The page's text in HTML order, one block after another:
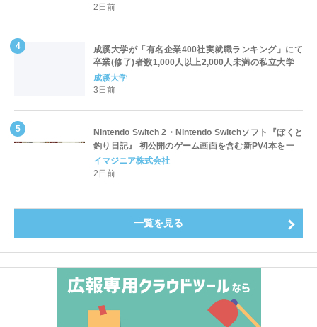
2日前
成蹊大学が「有名企業400社実就職ランキング」にて
卒業(修了)者数1,000人以上2,000人未満の私立大学で
全国第1位を獲得！～実就職率は26.5%（前年比＋
4.3pt）に伸長、東京の私立大学でも10位にランクイン
成蹊大学
3日前
Nintendo Switch 2・Nintendo Switchソフト『ぼくと
釣り日記』 初公開のゲーム画面を含む新PV4本を一挙
公開！
イマジニア株式会社
2日前
一覧を見る